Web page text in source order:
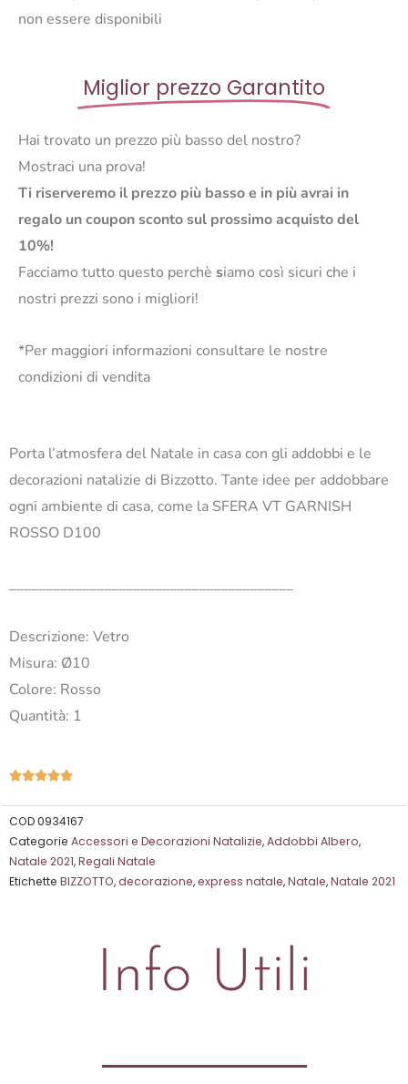
non essere disponibili
Miglior prezzo Garantito
Hai trovato un prezzo più basso del nostro?
Mostraci una prova!
Ti riserveremo il prezzo più basso e in più avrai in
regalo un coupon sconto sul prossimo acquisto del
10%!
Facciamo tutto questo perchè siamo così sicuri che i
nostri prezzi sono i migliori!
*Per maggiori informazioni consultare le nostre
condizioni di vendita
Porta l’atmosfera del Natale in casa con gli addobbi e le
decorazioni natalizie di Bizzotto. Tante idee per addobbare
ogni ambiente di casa, come la SFERA VT GARNISH
ROSSO D100
_______________________________________
Descrizione: Vetro
Misura: Ø10
Colore: Rosso
Quantità: 1
Valutazione
su
5
COD0934167
Categorie Accessori e Decorazioni Natalizie,Addobbi Albero,
Natale 2021,Regali Natale
Etichette BIZZOTTO,decorazione,express natale,Natale,Natale 2021
Info Utili